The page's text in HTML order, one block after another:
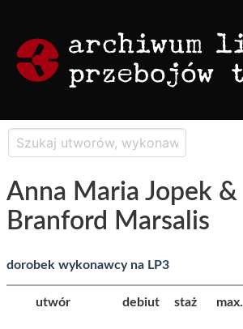
Anna Maria Jopek &
Branford Marsalis
dorobek wykonawcy na LP3
utwór debiut staż max.